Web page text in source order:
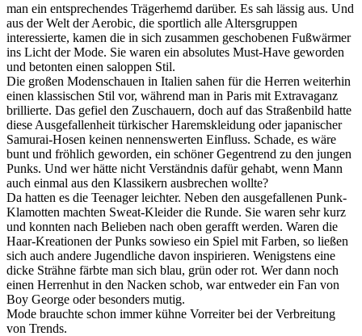
man ein entsprechendes Trägerhemd darüber. Es sah lässig aus. Und
aus der Welt der Aerobic, die sportlich alle Altersgruppen
interessierte, kamen die in sich zusammen geschobenen Fußwärmer
ins Licht der Mode. Sie waren ein absolutes Must-Have geworden
und betonten einen saloppen Stil.
Die großen Modenschauen in Italien sahen für die Herren weiterhin
einen klassischen Stil vor, während man in Paris mit Extravaganz
brillierte. Das gefiel den Zuschauern, doch auf das Straßenbild hatte
diese Ausgefallenheit türkischer Haremskleidung oder japanischer
Samurai-Hosen keinen nennenswerten Einfluss. Schade, es wäre
bunt und fröhlich geworden, ein schöner Gegentrend zu den jungen
Punks. Und wer hätte nicht Verständnis dafür gehabt, wenn Mann
auch einmal aus den Klassikern ausbrechen wollte?
Da hatten es die Teenager leichter. Neben den ausgefallenen Punk-
Klamotten machten Sweat-Kleider die Runde. Sie waren sehr kurz
und konnten nach Belieben nach oben gerafft werden. Waren die
Haar-Kreationen der Punks sowieso ein Spiel mit Farben, so ließen
sich auch andere Jugendliche davon inspirieren. Wenigstens eine
dicke Strähne färbte man sich blau, grün oder rot. Wer dann noch
einen Herrenhut in den Nacken schob, war entweder ein Fan von
Boy George oder besonders mutig.
Mode brauchte schon immer kühne Vorreiter bei der Verbreitung
von Trends.